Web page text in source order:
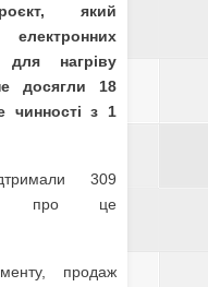
який
для нагріву
досягли 18
чинності з 1
309
про це
продаж